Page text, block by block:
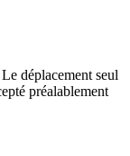
déplacement seul
préalablement